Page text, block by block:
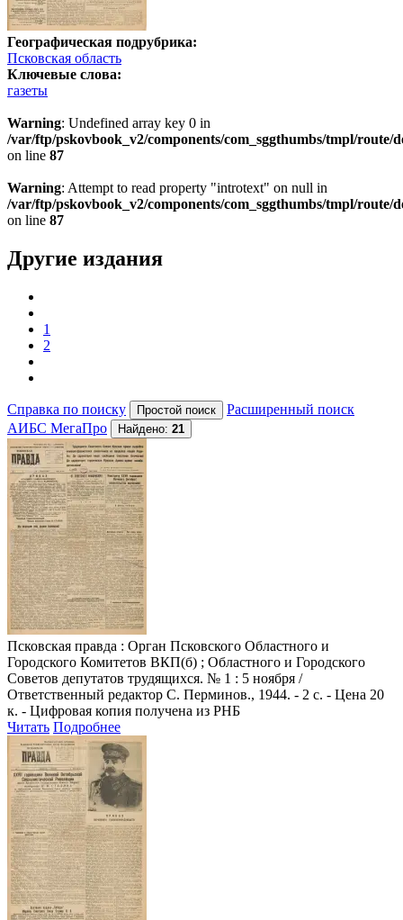
Географическая подрубрика:
Псковская область
Ключевые слова:
газеты
Warning: Undefined array key 0 in
/var/ftp/pskovbook_v2/components/com_sggthumbs/tmpl/route/
on line 87
Warning: Attempt to read property "introtext" on null in
/var/ftp/pskovbook_v2/components/com_sggthumbs/tmpl/route/
on line 87
Другие издания
1
2
Справка по поиску
Расширенный поиск
АИБС МегаПро
Найдено: 21
Псковская правда : Орган Псковского Областного и
Городского Комитетов ВКП(б) ; Областного и Городского
Советов депутатов трудящихся. № 1 : 5 ноября /
Ответственный редактор С. Перминов., 1944. - 2 с. - Цена 20
к. - Цифровая копия получена из РНБ
Читать Подробнее